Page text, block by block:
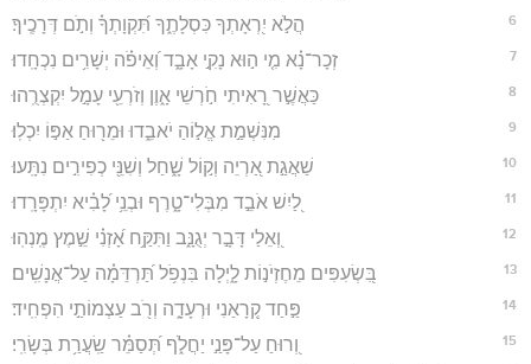
6 הֲלֹ֣א יִ֭רְאָתְךָ כִּסְלָתֶ֑ךָ תִּ֝קְוָתְךָ֗ וְתֹ֣ם דְּרָכֶֽיךָ׃
7 זְכָר־נָ֗א מִ֤י ה֣וּא נָקִ֣י אָבָ֑ד וְ֝אֵיפֹ֗ה יְשָׁרִ֥ים נִכְחָֽדוּ׃
8 כַּאֲשֶׁ֣ר רָ֭אִיתִי חֹ֣רְשֵׁי אָ֑וֶן וְזֹרְעֵ֖י עָמָ֣ל יִקְצְרֻֽהוּ׃
9 מִנִּשְׁמַ֣ת אֱל֣וֹהַ יֹאבֵ֑דוּ וּמֵר֖וּחַ אַפּ֣וֹ יִכְלֽוּ׃
10 שַׁאֲגַ֣ת אַ֭רְיֵה וְק֣וֹל שָׁ֑חַל וְשִׁנֵּ֖י כְפִירִ֣ים נִתָּֽעוּ׃
11 לַ֭יִשׁ אֹבֵ֣ד מִבְּלִי־טָ֑רֶף וּבְנֵ֥י לָ֝בִ֗יא יִתְפָּרָֽדוּ׃
12 וְ֭אֵלַי דָּבָ֣ר יְגֻנָּ֑ב וַתִּקַּ֥ח אָ֝זְנִ֗י שֵׁ֣מֶץ מֶֽנְהֽוּ׃
13 בִּ֭שְׂעִפִּים מֵחֶזְיֹנ֣וֹת לָ֑יְלָה בִּנְפֹ֥ל תַּ֝רְדֵּמָ֗ה עַל־אֲנָשִֽׁים׃
14 פַּ֣חַד קְ֭רָאַנִי וּרְעָדָ֑ה וְרֹ֖ב עַצְמוֹתַ֣י הִפְחִֽיד׃
15 וְ֭רוּחַ עַל־פָּנַ֣י יַחֲלֹ֑ף תְּ֝סַמֵּ֗ר שַֽׂעֲרַ֥ת בְּשָׂרִֽי׃